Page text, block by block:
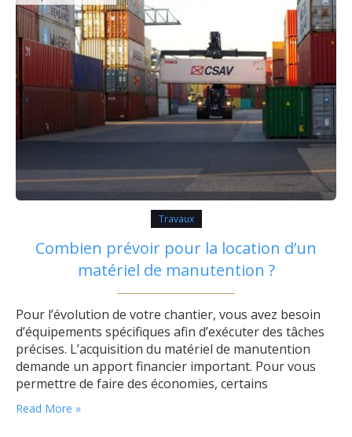
Travaux
Combien prévoir pour la location d’un
matériel de manutention ?
Pour l’évolution de votre chantier, vous avez besoin
d’équipements spécifiques afin d’exécuter des tâches
précises. L’acquisition du matériel de manutention
demande un apport financier important. Pour vous
permettre de faire des économies, certains
professionnels donnent la possibilité aux
entrepreneurs de louer leurs équipements. Certes le
Read More »